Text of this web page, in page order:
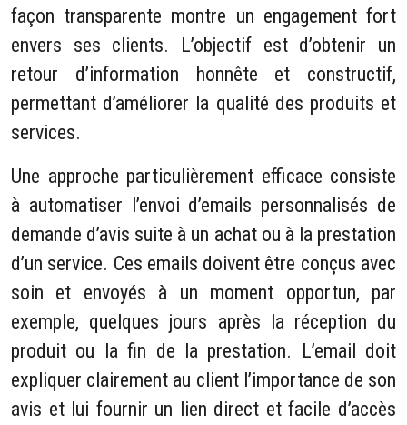
façon transparente montre un engagement fort
envers ses clients. L’objectif est d’obtenir un
retour d’information honnête et constructif,
permettant d’améliorer la qualité des produits et
services.
Une approche particulièrement efficace consiste
à automatiser l’envoi d’emails personnalisés de
demande d’avis suite à un achat ou à la prestation
d’un service. Ces emails doivent être conçus avec
soin et envoyés à un moment opportun, par
exemple, quelques jours après la réception du
produit ou la fin de la prestation. L’email doit
expliquer clairement au client l’importance de son
avis et lui fournir un lien direct et facile d’accès